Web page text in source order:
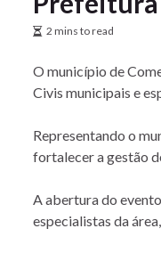
2 mins to read
O município de
Civis municipais e
Representando o
fortalecer a gestão
A abertura do
especialistas da